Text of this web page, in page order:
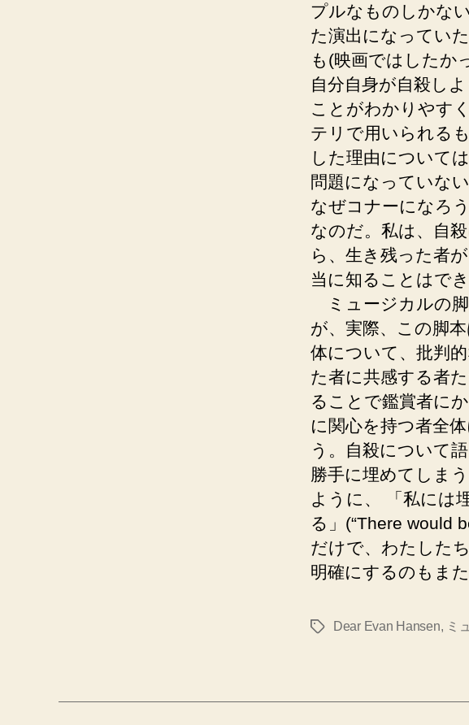
プルなものしかな
た演出になってい
も(映画ではしたか
自分自身が自殺し
ことがわかりやす
テリで用いられる
した理由について
問題になっていな
なぜコナーになろ
なのだ。私は、自
ら、生き残った者
当に知ることはで
ミュージカルの
が、実際、この脚
体について、批判
た者に共感する者
ることで鑑賞者に
に関心を持つ者全
う。自殺について
勝手に埋めてしま
ように、 「私には
る」(“There would
だけで、わたした
明確にするのもま
タ
Dear Evan Hansen, ミ